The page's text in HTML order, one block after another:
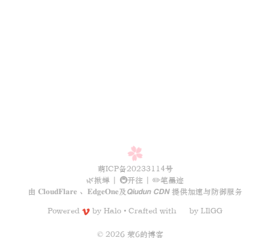
萌ICP备20233114号
🌿揪蝉 | 🚇开往 | ✏️笔墨迹
由 𝐂𝐥𝐨𝐮𝐝𝐅𝐥𝐚𝐫𝐞 、 𝐄𝐝𝐠𝐞𝐎𝐧𝐞及𝙌𝙞𝙪𝙙𝙪𝙣 𝘾𝘿𝙉提供加速与防御服务
Powered
by Halo • Crafted with by LIlGG
© 2026 荣6的博客